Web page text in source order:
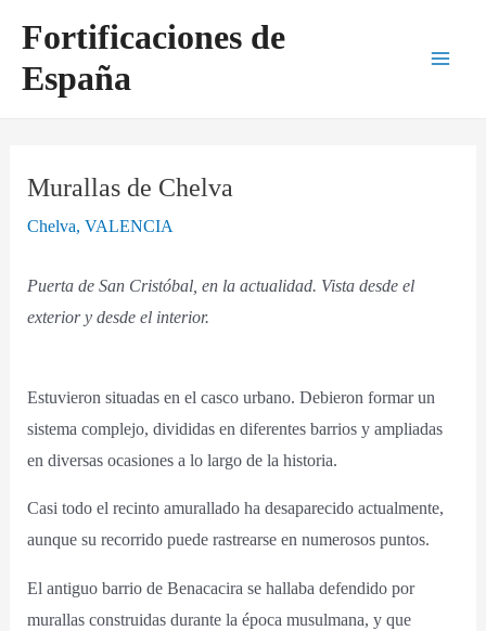
contenido
Fortificaciones de
España
Murallas de Chelva
Chelva,VALENCIA
Puerta de San Cristóbal, en la actualidad. Vista desde el
exterior y desde el interior.
Estuvieron situadas en el casco urbano. Debieron formar un
sistema complejo, divididas en diferentes barrios y ampliadas
en diversas ocasiones a lo largo de la historia.
Casi todo el recinto amurallado ha desaparecido actualmente,
aunque su recorrido puede rastrearse en numerosos puntos.
El antiguo barrio de Benacacira se hallaba defendido por
murallas construidas durante la época musulmana, y que
de
entradas